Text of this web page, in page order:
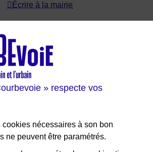
» respecte vos
nécessaires à son bon
ne peuvent être paramétrés.
Écrire à la mairie
famille